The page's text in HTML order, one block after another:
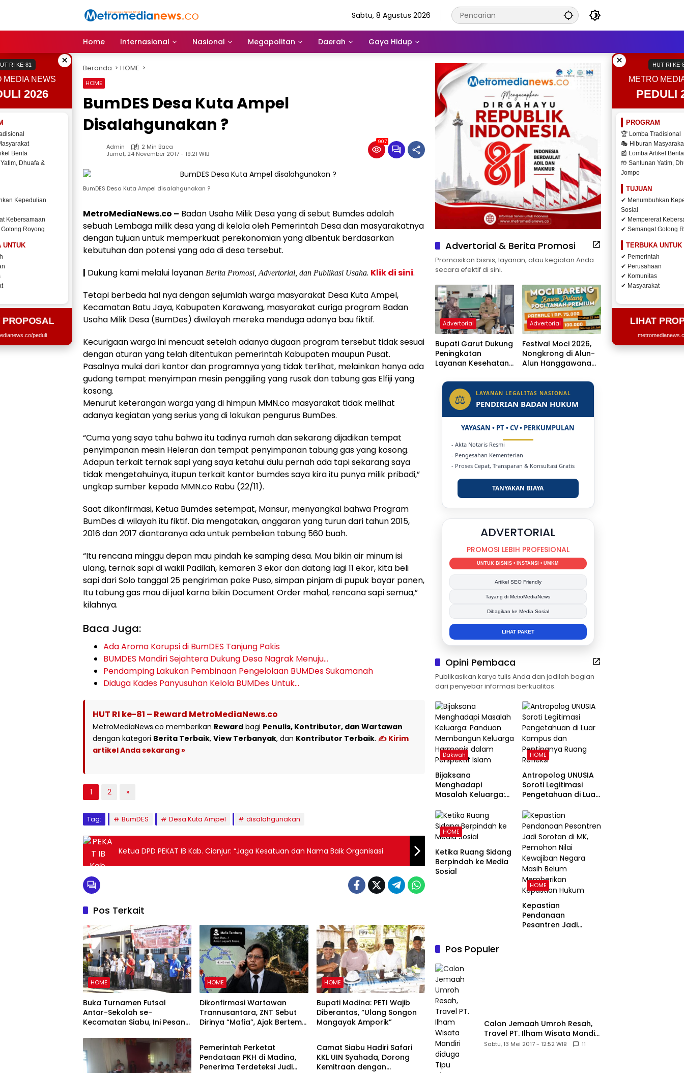
Sabtu, 8 Agustus 2026
Home Internasional Nasional Megapolitan Daerah Gaya Hidup
×
RI KE-81
MEDIA NEWS
2026
Berita
Dhuafa &
Kepedulian
Kebersamaan
Royong
UNTUK
peduli
× HUT RI KE-
METRO
PEDULI
PROGRAM
🏆 Lomba Tradisional
🎭 Hiburan
📰 Lomba Artikel Berita
🤲 Santunan Yatim,
Jompo
TUJUAN
✔ Menumbuhkan
Sosial
✔ Mempererat
✔ Semangat Gotong
TERBUKA UNTUK
✔ Pemerintah
✔ Perusahaan
✔ Komunitas
✔ Masyarakat
LIHAT
Beranda HOME
HOME
BumDES Desa Kuta Ampel
Disalahgunakan ?
Admin
2 Min Baca
Jumat, 24 November 2017 - 19:21 WIB
907
BumDES Desa Kuta Ampel disalahgunakan ?
MetroMediaNews.co – Badan Usaha Milik Desa yang di sebut Bumdes adalah
sebuah Lembaga milik desa yang di kelola oleh Pemerintah Desa dan masyarakatnya
dengan tujuan untuk memperkuat perekonomian yang dibentuk berdasarkan
kebutuhan dan potensi yang ada di desa tersebut.
| Dukung kami melalui layanan Berita Promosi, Advertorial, dan Publikasi Usaha. Klik di sini.
Tetapi berbeda hal nya dengan sejumlah warga masyarakat Desa Kuta Ampel,
Kecamatan Batu Jaya, Kabupaten Karawang, masyarakat curiga program Badan
Usaha Milik Desa (BumDes) diwilayah mereka menduga adanya bau fiktif.
Kecurigaan warga ini mencuat setelah adanya dugaan program tersebut tidak sesuai
dengan aturan yang telah ditentukan pemerintah Kabupaten maupun Pusat.
Pasalnya mulai dari kantor dan programnya yang tidak terlihat, melainkan hanya ada
gudang tempat menyimpan mesin penggiling yang rusak dan tabung gas Elfiji yang
kosong.
Menurut keterangan warga yang di himpun MMN.co masyarakat tidak melihat
adanya kegiatan yang serius yang di lakukan pengurus BumDes.
“Cuma yang saya tahu bahwa itu tadinya rumah dan sekarang dijadikan tempat
penyimpanan mesin Heleran dan tempat penyimpanan tabung gas yang kosong.
Adapun terkait ternak sapi yang saya ketahui dulu pernah ada tapi sekarang saya
tidak mengetahuinya, itupun terkait kantor bumdes saya kira itu punya milik pribadi,”
ungkap sumber kepada MMN.co Rabu (22/11).
Saat dikonfirmasi, Ketua Bumdes setempat, Mansur, menyangkal bahwa Program
BumDes di wilayah itu fiktif. Dia mengatakan, anggaran yang turun dari tahun 2015,
2016 dan 2017 diantaranya ada untuk pembelian tabung 560 buah.
“Itu rencana minggu depan mau pindah ke samping desa. Mau bikin air minum isi
ulang, ternak sapi di wakil Padilah, kemaren 3 ekor dan datang lagi 11 ekor, kita beli
sapi dari Solo tanggal 25 pengiriman pake Puso, simpan pinjam di pupuk bayar panen,
Itu tabung gas mau di jual karna bikin Document Order mahal, rencana sapi semua,”
kilahnya.
Baca Juga:
Ada Aroma Korupsi di BumDES Tanjung Pakis
BUMDES Mandiri Sejahtera Dukung Desa Nagrak Menuju…
Pendamping Lakukan Pembinaan Pengelolaan BUMDes Sukamanah
Diduga Kades Panyusuhan Kelola BUMDes Untuk…
HUT RI ke-81 – Reward MetroMediaNews.co
MetroMediaNews.co memberikan Reward bagi Penulis, Kontributor, dan Wartawan
dengan kategori Berita Terbaik, View Terbanyak, dan Kontributor Terbaik. ✍️ Kirim
artikel Anda sekarang »
1 2 »
Tag: BumDES Desa Kuta Ampel disalahgunakan
Ketua DPD PEKAT IB Kab. Cianjur: “Jaga Kesatuan dan Nama Baik Organisasi
Pos Terkait
HOME
Buka Turnamen Futsal
Antar-Sekolah se-
Kecamatan Siabu, Ini Pesan
HOME
Dikonfirmasi Wartawan
Trannusantara, ZNT Sebut
Dirinya “Mafia”, Ajak Bertemu
HOME
Bupati Madina: PETI Wajib
Diberantas, “Ulang Songon
Mangayak Amporik”
HOME
Pemerintah Perketat
Pendataan PKH di Madina,
Penerima Terdeteksi Judi
HOME
Camat Siabu Hadiri Safari
KKL UIN Syahada, Dorong
Kemitraan dengan
Advertorial & Berita Promosi
Promosikan bisnis, layanan, atau kegiatan Anda
secara efektif di sini.
Advertorial
Bupati Garut Dukung
Peningkatan
Layanan Kesehatan,
Rotinsulu
Ditargetkan Naik
Status Jadi Rumah
Advertorial
Festival Moci 2026,
Nongkrong di Alun-
Alun Hanggawana
Bareng”
⚖ LAYANAN LEGALITAS NASIONAL
PENDIRIAN BADAN HUKUM
YAYASAN • PT • CV • PERKUMPULAN
- Akta Notaris Resmi
- Pengesahan Kementerian
- Proses Cepat, Transparan & Konsultasi Gratis
TANYAKAN BIAYA
DUKUNG KAMI
BERSAMA METROMEDIANEWS.CO
MEDIA INFORMASI TERPERCAYA
Publikasi Kegiatan
Berita Promosi
Tingkatkan Branding Anda
INFO SELENGKAPNYA
Opini Pembaca
Publikasikan karya tulis Anda dan jadilah bagian
dari penyebar informasi berkualitas.
Dakwah
Bijaksana
Menghadapi
Masalah Keluarga:
Membangun
Keluarga Harmonis
dalam Perspektif
HOME
Antropolog UNUSIA
Soroti Legitimasi
Pengetahuan di Luar
Pentingnya Ruang
Refleksi
HOME
Ketika Ruang Sidang
Berpindah ke Media
Sosial
HOME
Kepastian
Pendanaan
Pesantren Jadi
Pos Populer
Calon Jemaah Umroh Resah,
Travel PT. Ilham Wisata Mandiri
diduga Tipu Hingga Ratusan
Sabtu, 13 Mei 2017 - 12:52 WIB 11